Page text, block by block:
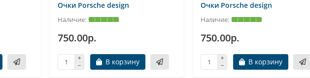
Очки Porsche design
750.00р.
В корзину
Очки Porsche design
750.00р.
В корзину